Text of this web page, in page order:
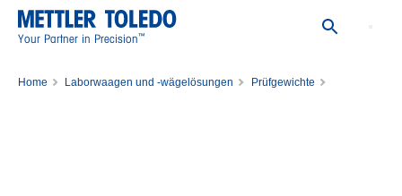
Your Partner in Precision™
Home Laborwaagen und -wägelösungen
Prüfgewichte